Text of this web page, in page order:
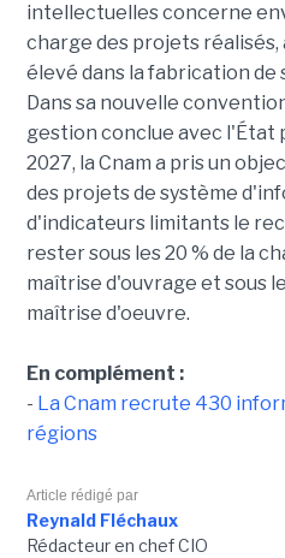
intellectuelles concerne
charge des projets réalisés,
élevé dans la fabrication de
Dans sa nouvelle
gestion conclue avec l'État
2027, la Cnam a pris un
des projets de système
d'indicateurs limitants le
rester sous les 20 % de la
maîtrise d'ouvrage et sous
maîtrise d'oeuvre.
En complément :
- La Cnam recrute 430
régions
Article rédigé par
Reynald Fléchaux
Rédacteur en chef CIO